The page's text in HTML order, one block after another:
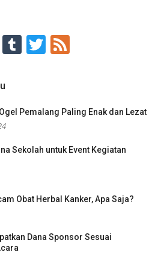
LinkedIn
TumblrTwitter
Pemalang Paling Enak dan Lezat
Sekolah untuk Event Kegiatan
Obat Herbal Kanker, Apa Saja?
Dana Sponsor Sesuai